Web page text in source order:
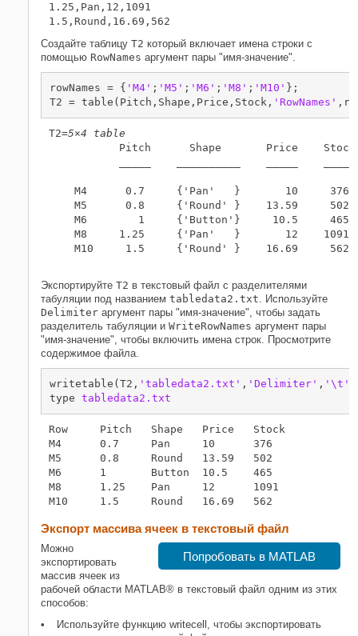
1.25,Pan,12,1091
Создайте таблицу T2 который включает имена строки с
помощью RowNames аргумент пары "имя-значение".
rowNames = { 'M4' ; 'M5' ; 'M6' ; 'M8' ; 'M10' };
T2 = table(Pitch,Shape,Price,Stock, 'RowNames'
T2=5×4 table
           Pitch      Shape       Price    Stock
    M4      0.7     {'Pan'   }       10     376
    M5      0.8     {'Round' }    13.59     502
    M6        1     {'Button'}     10.5     465
    M8     1.25     {'Pan'   }       12    1091
    M10     1.5     {'Round' }    16.69     562
Экспортируйте T2 в текстовый файл с разделителями
табуляции под названием tabledata2.txt. Используйте
Delimiter аргумент пары "имя-значение", чтобы задать
разделитель табуляции и WriteRowNames аргумент пары
"имя-значение", чтобы включить имена строк. Просмотрите
содержимое файла.
writetable(T2, 'tabledata2.txt' , 'Delimiter' , '\t'
type tabledata2.txt
Row	Pitch	Shape	Price	Stock
M4	0.7	Pan	10	376
M5	0.8	Round	13.59	502
M6	1	Button	10.5	465
M8	1.25	Pan	12	1091
Экспорт массива ячеек в текстовый файл
Попробовать в MATLAB
Можно
экспортировать
массив ячеек из
рабочей области MATLAB® в текстовый файл одним из этих
способов:
Используйте функцию writecell, чтобы экспортировать